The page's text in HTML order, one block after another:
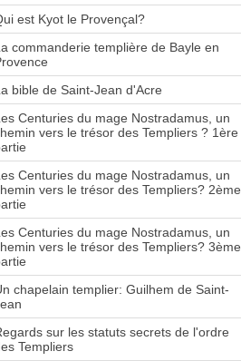
est Kyot le Provençal?
commanderie templière de Bayle en
bible de Saint-Jean d'Acre
Centuries du mage Nostradamus, un
vers le trésor des Templiers ? 1ère
Centuries du mage Nostradamus, un
vers le trésor des Templiers? 2ème
Centuries du mage Nostradamus, un
vers le trésor des Templiers? 3ème
chapelain templier: Guilhem de Saint-
sur les statuts secrets de l'ordre
Templiers